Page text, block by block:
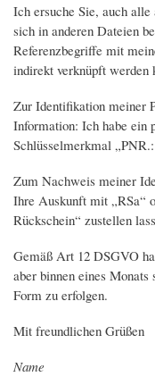
Ich ersuche Sie, auch
sich in anderen Dateien
Referenzbegriffe mit
indirekt verknüpft
Zur Identifikation meiner
Information: Ich habe ein
Schlüsselmerkmal „PNR.:
Zum Nachweis meiner
Ihre Auskunft mit „RSa“
Rückschein“ zustellen
Gemäß Art 12 DSGVO
aber binnen eines
Form zu erfolgen.
Mit freundlichen Grüßen
Name